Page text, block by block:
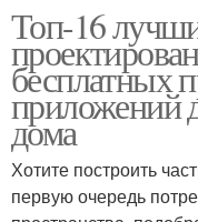
Топ-16
бесплатных
приложений
дома
Хотите построить
первую очередь